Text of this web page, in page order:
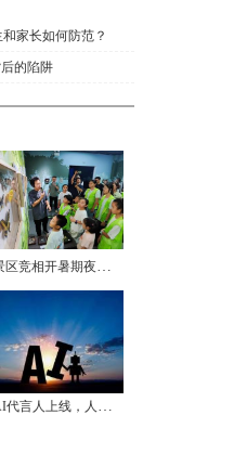
家长如何防范？
的陷阱
中国景区竞相开暑期夜场 拉动“八小时外”消费
爱情AI代言人上线，人与人怎么相处？